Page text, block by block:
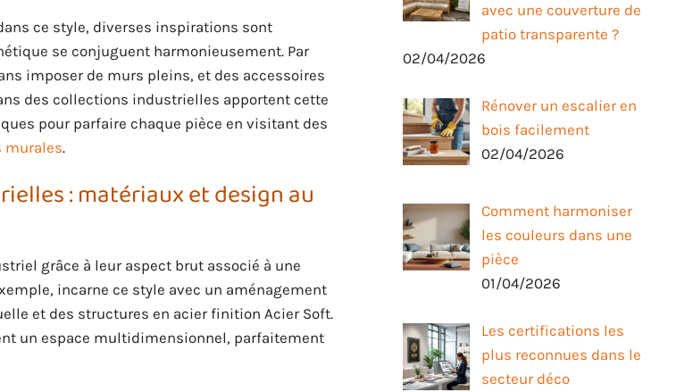
ce style, diverses inspirations sont
se conjuguent harmonieusement. Par
imposer de murs pleins, et des accessoires
des collections industrielles apportent cette
pour parfaire chaque pièce en visitant des
murales.
: matériaux et design au
grâce à leur aspect brut associé à une
incarne ce style avec un aménagement
et des structures en acier finition Acier Soft.
un espace multidimensionnel, parfaitement
avec une couverture de
patio transparente ?
02/04/2026
Rénover un escalier en
bois facilement
02/04/2026
Comment harmoniser
les couleurs dans une
pièce
01/04/2026
Les certifications les
plus reconnues dans le
secteur déco